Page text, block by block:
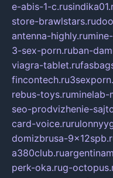
e-abis-1-c.ru
store-brawlstars.ru
antenna-highly.ru
3-sex-porn.ruban-
viagra-tablet.ru
fincontech.ru
rebus-toys.ruminelab-
seo-prodvizhenie-
card-voice.ru
domizbrusa-
a380club.ru
perk-oka.rug-